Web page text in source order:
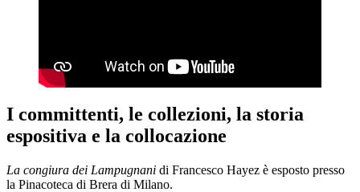
I committenti, le collezioni, la storia
espositiva e la collocazione
La congiura dei Lampugnani di Francesco Hayez è esposto presso
la Pinacoteca di Brera di Milano.